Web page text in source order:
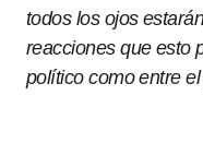
todos los ojos
reacciones que esto
político como entre